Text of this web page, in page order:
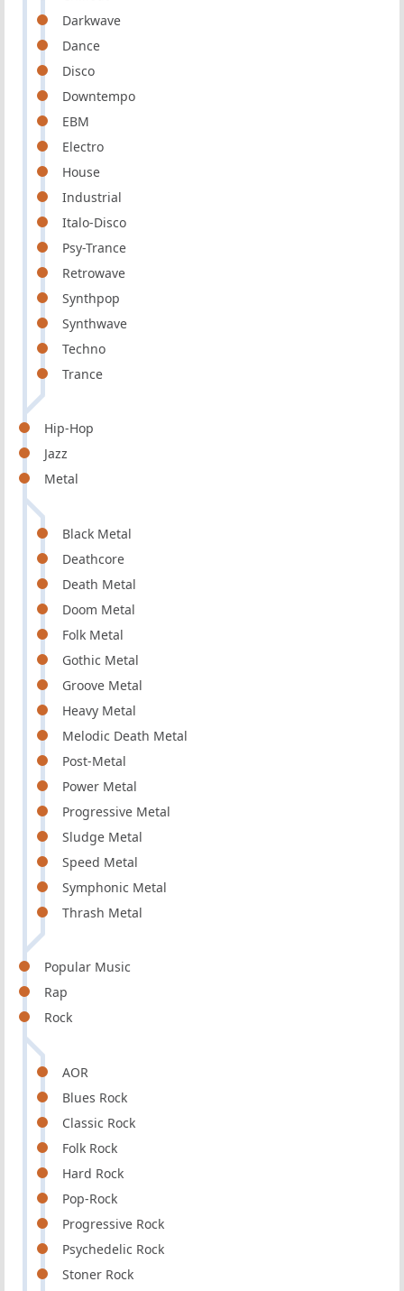
Darkwave
Dance
Disco
Downtempo
EBM
Electro
House
Industrial
Italo-Disco
Psy-Trance
Retrowave
Synthpop
Synthwave
Techno
Trance
Hip-Hop
Jazz
Metal
Black Metal
Deathcore
Death Metal
Doom Metal
Folk Metal
Gothic Metal
Groove Metal
Heavy Metal
Melodic Death Metal
Post-Metal
Power Metal
Progressive Metal
Sludge Metal
Speed Metal
Symphonic Metal
Thrash Metal
Popular Music
Rap
Rock
AOR
Blues Rock
Classic Rock
Folk Rock
Hard Rock
Pop-Rock
Progressive Rock
Psychedelic Rock
Stoner Rock